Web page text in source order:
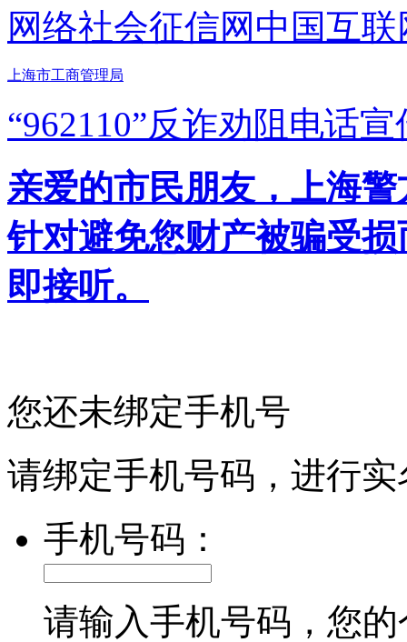
网络社会征信网 中国互
上海市工商管理局
“962110”反诈劝阻电话宣
亲爱的市民朋友，上海
针对避免您财产被骗受
即接听。
您还未绑定手机号
请绑定手机号码，进行
手机号码：
请输入手机号码，您